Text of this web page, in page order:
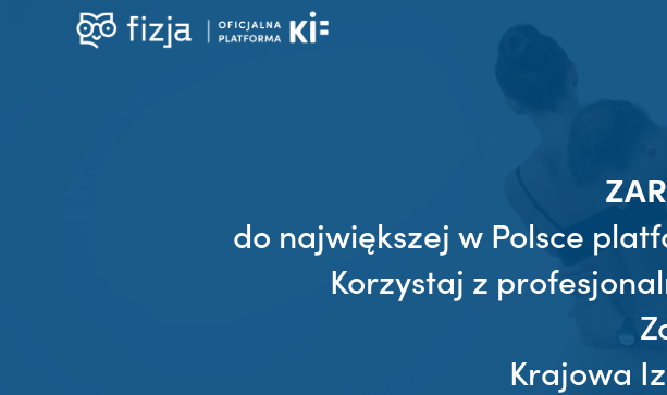
do największej w Polsce
Korzystaj z
Krajowa